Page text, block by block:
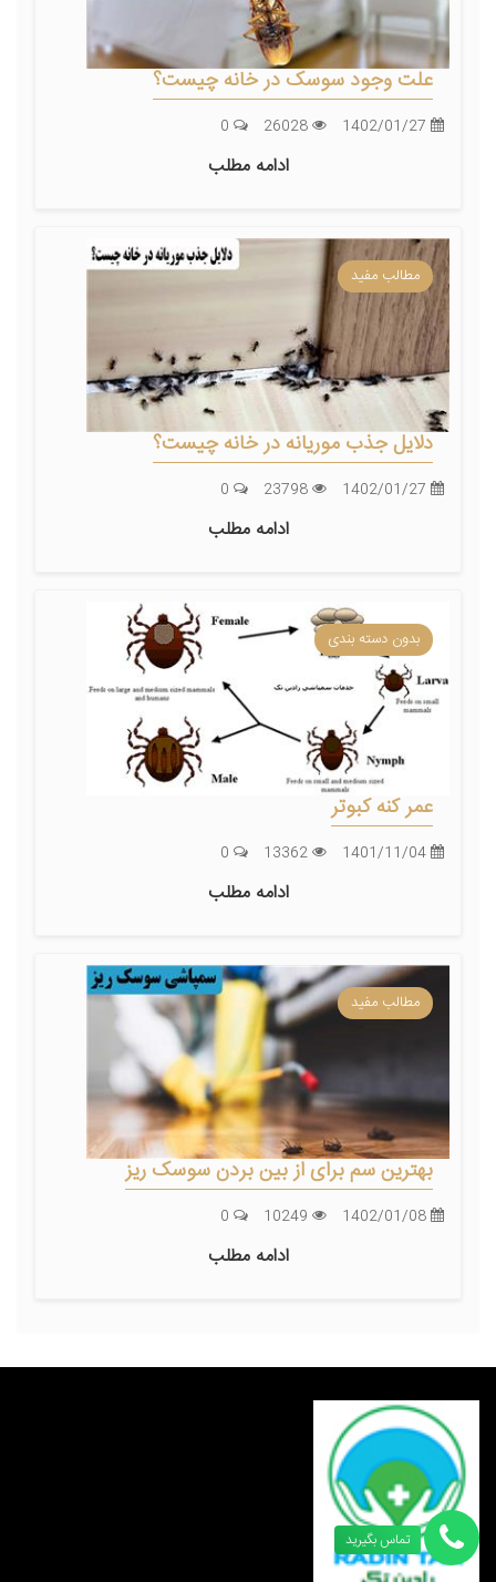
علت وجود سوسک در خانه چیست؟
ادامه مطلب
مطالب مفید
دلایل جذب موریانه در خانه چیست؟
ادامه مطلب
بدون دسته بندی
عمر کنه کبوتر
ادامه مطلب
مطالب مفید
بهترین سم برای از بین بردن سوسک ریز
ادامه مطلب
تماس بگیرید